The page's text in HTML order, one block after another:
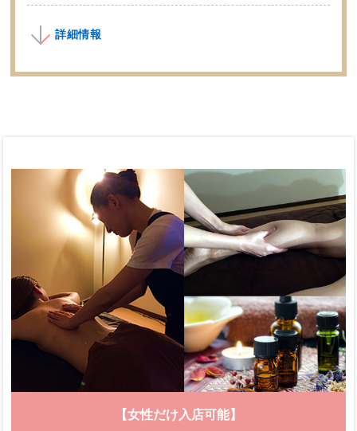
詳細情報
【女性だけ入店可能】